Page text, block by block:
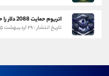
اتریوم حمایت 2088 دلار را حفظ کرد
تاریخ انتشار : ۲۹ اردیبهشت ۱۴۰۵